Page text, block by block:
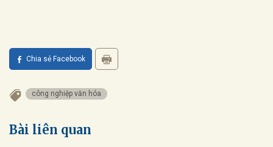
Chia sẻ Facebook
công nghiệp văn hóa
Bài liên quan